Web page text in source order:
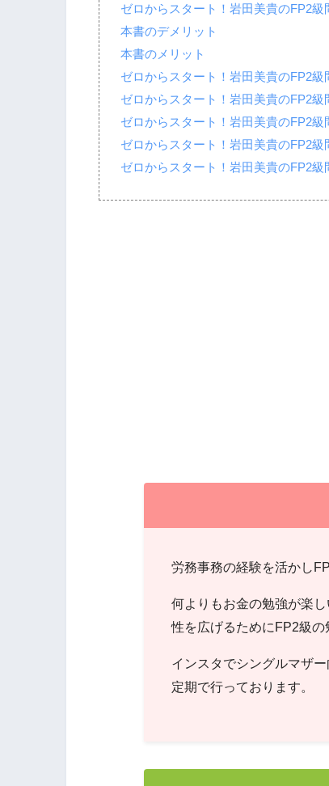
ゼロからスタート！岩田美貴のFP2級
本書のデメリット
本書のメリット
ゼロからスタート！岩田美貴のFP2級
ゼロからスタート！岩田美貴のFP2
ゼロからスタート！岩田美貴のFP2級
ゼロからスタート！岩田美貴のFP2級
ゼロからスタート！岩田美貴のFP2
労務事務の経験を活かし
何よりもお金の勉強が楽
性を広げるためにFP2級の
インスタでシングルマザ
定期で行っております。